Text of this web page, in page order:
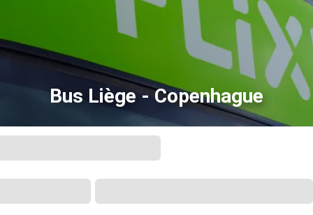
Bus Liège - Copenhague